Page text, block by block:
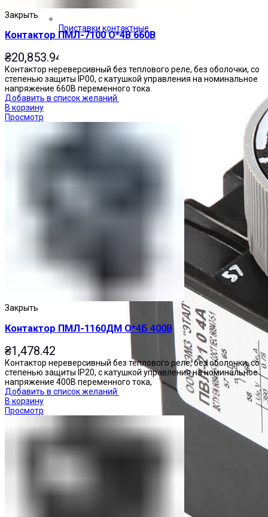
Приставки контактные
Закрыть
Контактор ПМЛ-7100 О*4В 660В
₴20,853.94
Контактор нереверсивный без теплового реле, без оболочки, со
степенью защиты IP00, с катушкой управления на номинальное
напряжение 660В переменного тока.
Добавить в список желаний
В корзину
Просмотр
Закрыть
Контактор ПМЛ-1160ДМ О*4Б 400В
₴1,478.42
Контактор нереверсивный без теплового реле, без оболочки, со
степенью защиты IP20, с катушкой управления на номинальное
напряжение 400В переменного тока,
Добавить в список желаний
В корзину
Просмотр